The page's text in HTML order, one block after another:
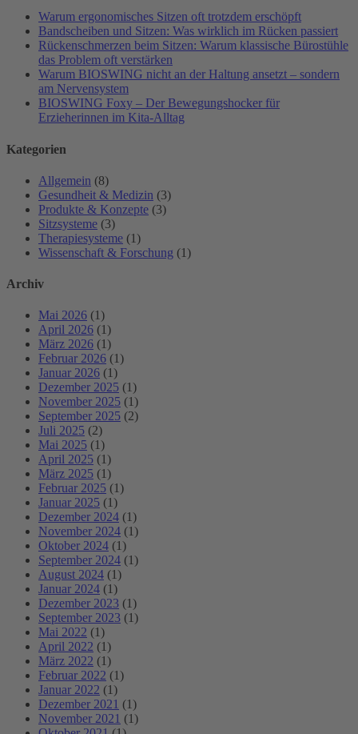
Warum ergonomisches Sitzen oft trotzdem erschöpft
Bandscheiben und Sitzen: Was wirklich im Rücken passiert
Rückenschmerzen beim Sitzen: Warum klassische Bürostühle
das Problem oft verstärken
Warum BIOSWING nicht an der Haltung ansetzt – sondern
am Nervensystem
BIOSWING Foxy – Der Bewegungshocker für
Erzieherinnen im Kita-Alltag
Kategorien
Allgemein (8)
Gesundheit & Medizin (3)
Produkte & Konzepte (3)
Sitzsysteme (3)
Therapiesysteme (1)
Wissenschaft & Forschung (1)
Archiv
Mai 2026 (1)
April 2026 (1)
März 2026 (1)
Februar 2026 (1)
Januar 2026 (1)
Dezember 2025 (1)
November 2025 (1)
September 2025 (2)
Juli 2025 (2)
Mai 2025 (1)
April 2025 (1)
März 2025 (1)
Februar 2025 (1)
Januar 2025 (1)
Dezember 2024 (1)
November 2024 (1)
Oktober 2024 (1)
September 2024 (1)
August 2024 (1)
Januar 2024 (1)
Dezember 2023 (1)
September 2023 (1)
Mai 2022 (1)
April 2022 (1)
März 2022 (1)
Februar 2022 (1)
Januar 2022 (1)
Dezember 2021 (1)
November 2021 (1)